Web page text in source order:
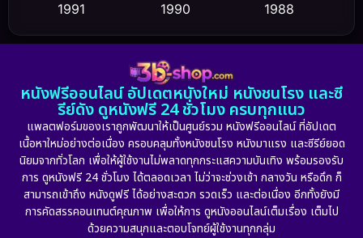
Dance เต้น
Detective สืบสวน (5)
Detective สืบสวน (56)
Disaster (10)
Disney+ (23)
1991
1990
1988
1986
1985
1983
1981
1974
1971 1962
หนังฟรีออนไลน์ อัปเดตหนังใหม่ หนังชนโรง และซี
รีย์ดัง ดูหนังฟรี 24 ชั่วโมง ครบทุกแนว
แพลตฟอร์มของเราถูกพัฒนาให้เป็นศูนย์รวม หนังฟรีออนไลน์ ที่อัปเดต
เนื้อหาใหม่อย่างต่อเนื่อง ครอบคลุมทั้งหนังชนโรง หนังมาแรง และซีรีย์ยอด
นิยมจากทั่วโลก เพื่อให้ผู้ใช้งานไม่พลาดทุกกระแสความบันเทิง พร้อมรองรับ
การ ดูหนังฟรี 24 ชั่วโมง ได้ตลอดเวลา ไม่ว่าจะช่วงเช้า กลางวัน หรือดึก ก็
สามารถเข้าถึง หนังดูฟรี ได้อย่างสะดวก รวดเร็ว และต่อเนื่อง อีกทั้งยังมี
การคัดสรรคอนเทนต์คุณภาพ เพื่อให้การ ดูหนังออนไลน์เต็มเรื่อง เต็มไป
ด้วยความสนุกและตอบโจทย์ผู้ใช้งานทุกกลุ่ม